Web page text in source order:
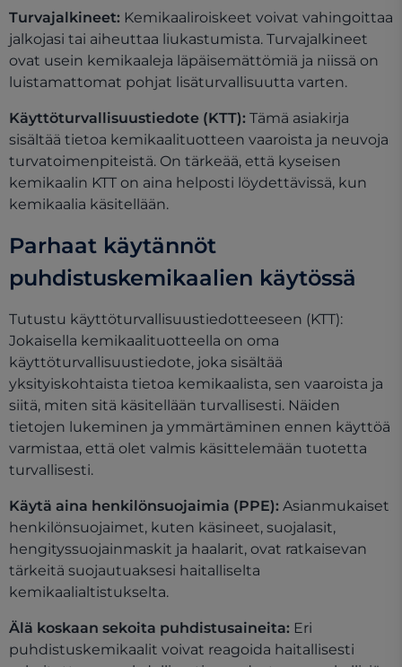
Turvajalkineet: Kemikaaliroiskeet voivat vahingoittaa
jalkojasi tai aiheuttaa liukastumista. Turvajalkineet
ovat usein kemikaaleja läpäisemättömiä ja niissä on
luistamattomat pohjat lisäturvallisuutta varten.
Käyttöturvallisuustiedote (KTT): Tämä asiakirja
sisältää tietoa kemikaalituotteen vaaroista ja neuvoja
turvatoimenpiteistä. On tärkeää, että kyseisen
kemikaalin KTT on aina helposti löydettävissä, kun
kemikaalia käsitellään.
Parhaat käytännöt
puhdistuskemikaalien käytössä
Tutustu käyttöturvallisuustiedotteeseen (KTT):
Jokaisella kemikaalituotteella on oma
käyttöturvallisuustiedote, joka sisältää
yksityiskohtaista tietoa kemikaalista, sen vaaroista ja
siitä, miten sitä käsitellään turvallisesti. Näiden
tietojen lukeminen ja ymmärtäminen ennen käyttöä
varmistaa, että olet valmis käsittelemään tuotetta
turvallisesti.
Käytä aina henkilönsuojaimia (PPE): Asianmukaiset
henkilönsuojaimet, kuten käsineet, suojalasit,
hengityssuojainmaskit ja haalarit, ovat ratkaisevan
tärkeitä suojautuaksesi haitalliselta
kemikaalialtistukselta.
Älä koskaan sekoita puhdistusaineita: Eri
puhdistuskemikaalit voivat reagoida haitallisesti